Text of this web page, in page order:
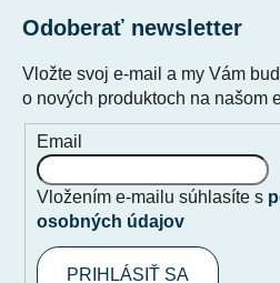
Odoberať newsletter
Vložte svoj e-mail a my Vám
o nových produktoch na našom
Email
Vložením e-mailu súhlasíte s
osobných údajov
PRIHLÁSIŤ SA